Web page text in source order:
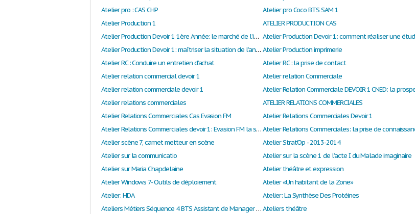
Atelier pro : CAS CHP
Atelier pro Coco BTS SAM 1
Atelier Production 1
ATELIER PRODUCTION CAS
Atelier Production Devoir 1 1ère Année: le marché de l’imprimerie en France et son évolution
Atelier Production Devoir 1: maîtriser la situation de l’annonceur sur son marché Atelier Production imprimerie
Atelier RC : Conduire un entretien d’achat
Atelier RC : la prise de contact
Atelier relation commercial devoir 1
Atelier relation Commerciale
Atelier relation commerciale devoir 1
Atelier relations commerciales
ATELIER RELATIONS COMMERCIALES
Atelier Relations Commerciales Cas Evasion FM
Atelier Relations Commerciales Devoir 1
Atelier Relations Commerciales devoir 1: Evasion FM la station radio
Atelier scène 7, carnet metteur en scène
Atelier Strat'Op - 2013-2014
Atelier sur la communicatio
Atelier sur la scène 1 de l’acte I du Malade imaginaire
Atelier sur Maria Chapdelaine
Atelier théâtre et expression
Atelier Windows 7- Outils de déploiement
Atelier «Un habitant de la Zone»
Atelier: HDA
Atelier: La Synthèse Des Protéines
Ateliers Métiers Séquence 4 BTS Assistant de Manager CNEDAteliers théâtre